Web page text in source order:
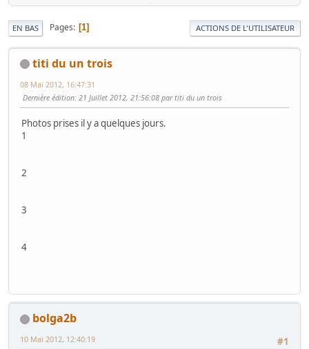
EN BAS Pages 1 ACTIONS DE L'UTILISATEUR
titi du un trois
08 Mai 2012, 16:47:31
Dernière édition: 21 Juillet 2012, 21:56:08 par titi du un trois
Photos prises il y a quelques jours.
1
2
3
4
bolga2b
#1
10 Mai 2012, 12:40:19